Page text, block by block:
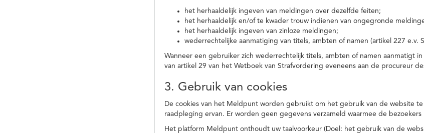
het herhaaldelijk ingeven van meldingen over dezelfde feiten;
het herhaaldelijk en/of te kwader trouw indienen van ongegronde
het herhaaldelijk ingeven van zinloze meldingen;
wederrechtelijke aanmatiging van titels, ambten of namen (artikel 227 e.v.
Wanneer een gebruiker zich wederrechtelijk titels, ambten of namen aanmatigt
van artikel 29 van het Wetboek van Strafvordering eveneens aan de procureur
3. Gebruik van cookies
De cookies van het Meldpunt worden gebruikt om het gebruik van de website
raadpleging ervan. Er worden geen gegevens verzameld waarmee de
Het platform Meldpunt onthoudt uw taalvoorkeur (Doel: het gebruik van de